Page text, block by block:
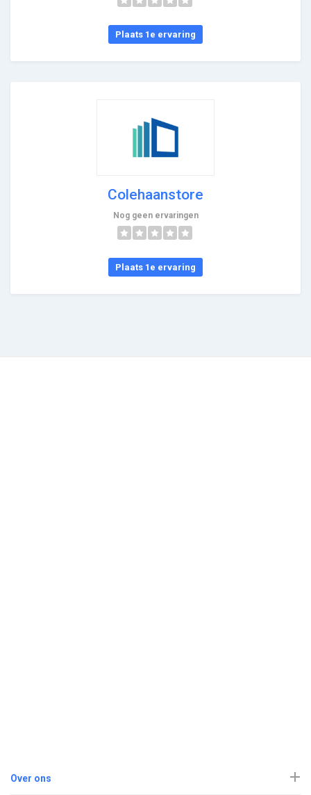
Plaats 1e ervaring
Colehaanstore
Nog geen ervaringen
Plaats 1e ervaring
Over ons